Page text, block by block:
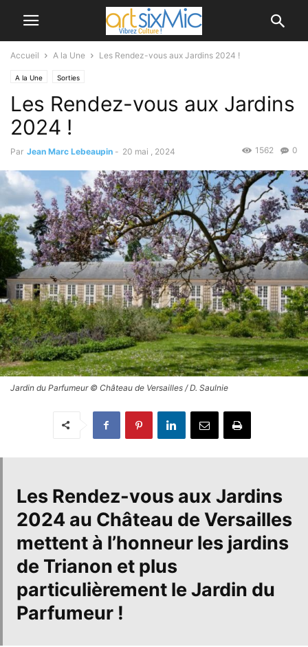
Accueil A la Une Les Rendez-vous aux Jardins 2024 !
A la Une Sorties
Les Rendez-vous aux Jardins
2024 !
Par Jean Marc Lebeaupin - 20 mai , 2024 0
1562
Jardin du Parfumeur © Château de Versailles / D. Saulnie
Les Rendez-vous aux Jardins
2024 au Château de Versailles
mettent à l’honneur les jardins
de Trianon et plus
particulièrement le Jardin du
Parfumeur !